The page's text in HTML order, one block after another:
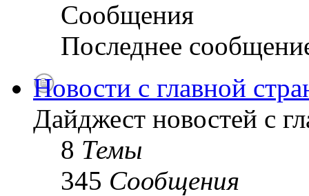
Сообщения
Последнее
Новости с главной
Дайджест новостей с
8 Темы
345 Сообщения